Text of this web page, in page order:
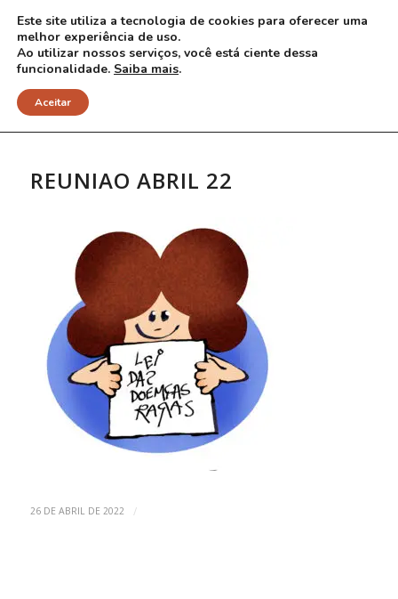
NOTÍCIAS
REUNIAO ABRIL 22
26 DE ABRIL DE 2022 /
Este site utiliza a tecnologia de cookies para oferecer uma
melhor experiência de uso.
Ao utilizar nossos serviços, você está ciente dessa
funcionalidade. Saiba mais.
Aceitar